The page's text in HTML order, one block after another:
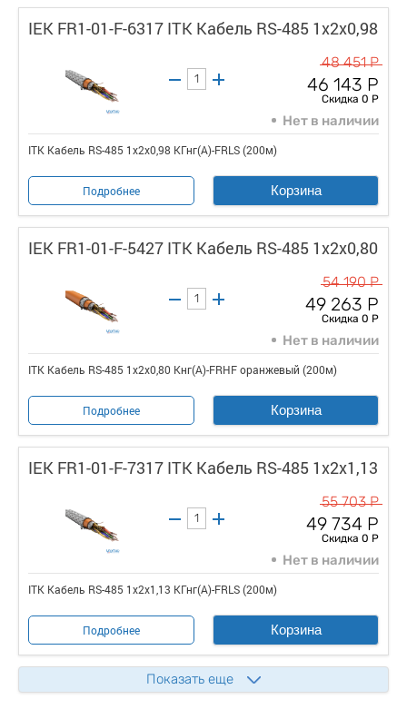
IEK FR1-01-F-6317 ITK Кабель RS-485 1х2х0,98
48 451 Р
46 143 Р
Скидка 0 Р
Нет в наличии
ITK Кабель RS-485 1х2х0,98 КГнг(А)-FRLS (200м)
Подробнее Корзина
IEK FR1-01-F-5427 ITK Кабель RS-485 1х2х0,80
54 190 Р
49 263 Р
Скидка 0 Р
Нет в наличии
ITK Кабель RS-485 1х2х0,80 Кнг(А)-FRHF оранжевый (200м)
Подробнее Корзина
IEK FR1-01-F-7317 ITK Кабель RS-485 1х2х1,13
55 703 Р
49 734 Р
Скидка 0 Р
Нет в наличии
ITK Кабель RS-485 1х2х1,13 КГнг(А)-FRLS (200м)
Подробнее Корзина
Показать еще